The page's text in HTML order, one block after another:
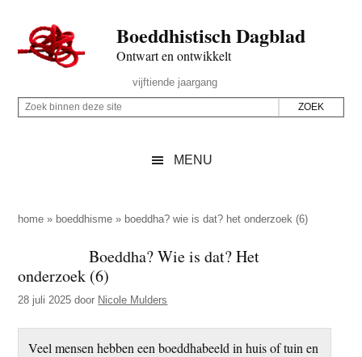
naar
de
inhoud
secondary
naar
de
sidebar
naar
de
Boeddhistisch Dagblad
Ontwart en ontwikkelt
Rechts
vijftiende jaargang
Z
p
z
e
s
Z
i
e
n
MENU
home » boeddhisme » boeddha? wie is dat? het onderzoek (6)
Boeddha? Wie is dat? Het
onderzoek (6)
28 juli 2025 door Nicole Mulders
Veel mensen hebben een boeddhabeeld in huis of tuin en